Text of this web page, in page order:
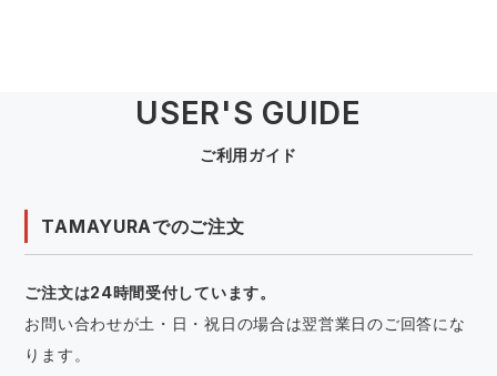
USER'S GUIDE
ご利用ガイド
TAMAYURAでのご注文
ご注文は24時間受付しています。
お問い合わせが土・日・祝日の場合は翌営業日のご回答にな
ります。